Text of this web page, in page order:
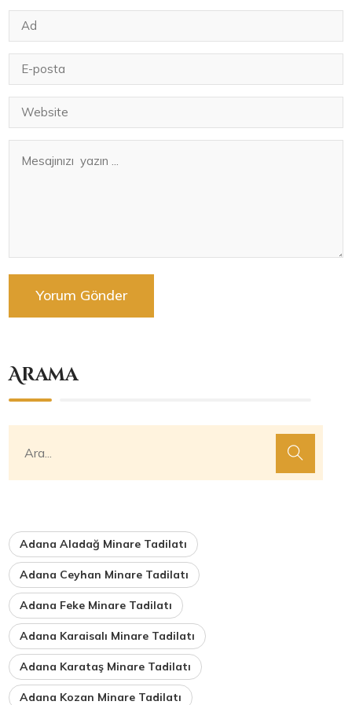
Arama
Adana Aladağ Minare Tadilatı
Adana Ceyhan Minare Tadilatı
Adana Feke Minare Tadilatı
Adana Karaisalı Minare Tadilatı
Adana Karataş Minare Tadilatı
Adana Kozan Minare Tadilatı